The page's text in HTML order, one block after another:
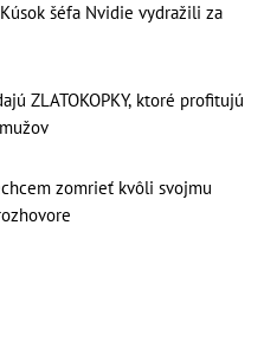
šéfa Nvidie vydražili za
ZLATOKOPKY, ktoré profitujú
zomrieť kvôli svojmu